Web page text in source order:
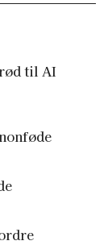
til AI